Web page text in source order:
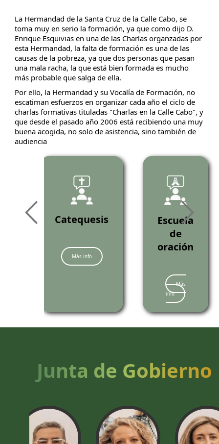
La Hermandad de la Santa Cruz de la Calle Cabo, se
toma muy en serio la formación, ya que como dijo D.
Enrique Esquivias en una de las Charlas organzadas por
esta Hermandad, la falta de formación es una de las
causas de la pobreza, ya que dos personas que pasan
una mala racha, la que está bien formada es mucho
más probable que salga de ella.
Por ello, la Hermandad y su Vocalía de Formación, no
escatiman esfuerzos en organizar cada año el ciclo de
charlas formativas tituladas "Charlas en la Calle Cabo", y
que desde el pasado año 2006 está recibiendo una muy
buena acogida, no solo de asistencia, sino también de
audiencia
Catequesis
Más info
Escuela
de
oración
Más
info
Junta de Gobierno